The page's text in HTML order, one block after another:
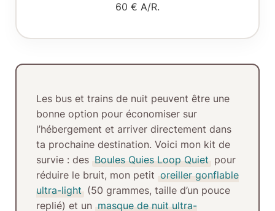
60 € A/R.
Les bus et trains de nuit peuvent être une
bonne option pour économiser sur
l’hébergement et arriver directement dans
ta prochaine destination. Voici mon kit de
survie : des Boules Quies Loop Quiet pour
réduire le bruit, mon petit oreiller gonflable
ultra-light (50 grammes, taille d’un pouce
replié) et un masque de nuit ultra-